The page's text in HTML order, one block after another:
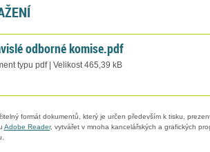
odborné komise.pdf
typu pdf | Velikost 465,39 kB
formát dokumentů, který je určen především k tisku,
Adobe Reader, vytvářet v mnoha kancelářských a grafických